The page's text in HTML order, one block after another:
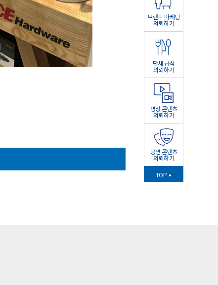
브랜드 마케팅
의뢰하기
단체 급식
의뢰하기
영상 콘텐츠
의뢰하기
공연 콘텐츠
의뢰하기
TOP